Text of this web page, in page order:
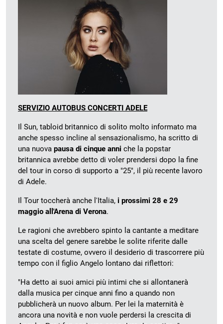
SERVIZIO AUTOBUS CONCERTI ADELE
Il Sun, tabloid britannico di solito molto informato ma
anche spesso incline al sensazionalismo, ha scritto di
una nuova pausa di cinque anni che la popstar
britannica avrebbe detto di voler prendersi dopo la fine
del tour in corso di supporto a "25", il più recente lavoro
di Adele.
Il Tour toccherà anche l'Italia, i prossimi 28 e 29
maggio all'Arena di Verona.
Le ragioni che avrebbero spinto la cantante a meditare
una scelta del genere sarebbe le solite riferite dalle
testate di costume, ovvero il desiderio di trascorrere più
tempo con il figlio Angelo lontano dai riflettori:
"Ha detto ai suoi amici più intimi che si allontanerà
dalla musica per cinque anni fino a quando non
pubblicherà un nuovo album. Per lei la maternità è
ancora una novità e non vuole perdersi la crescita di